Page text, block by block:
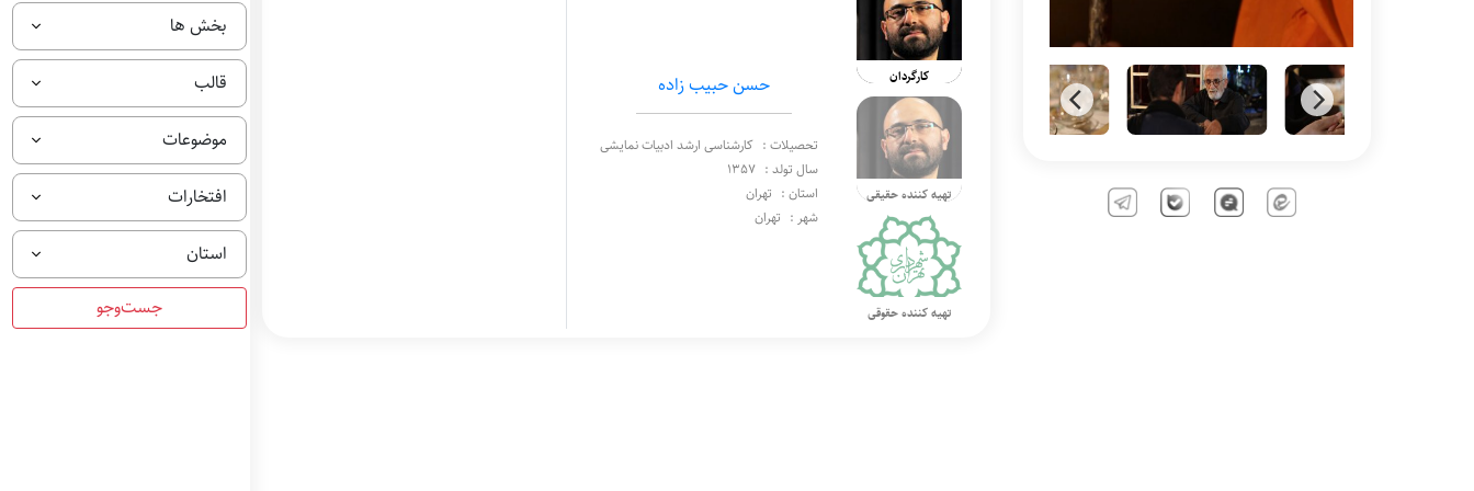
بخش ها
قالب
موضوعات
افتخارات
استان
کارگردان
تهیه کننده حقیقی
تهیه کننده حقوقی
حسن حبیب زاده
تحصیلات : کارشناسی ارشد ادبیات نمایشی
سال تولد : 1357
استان : تهران
شهر : تهران